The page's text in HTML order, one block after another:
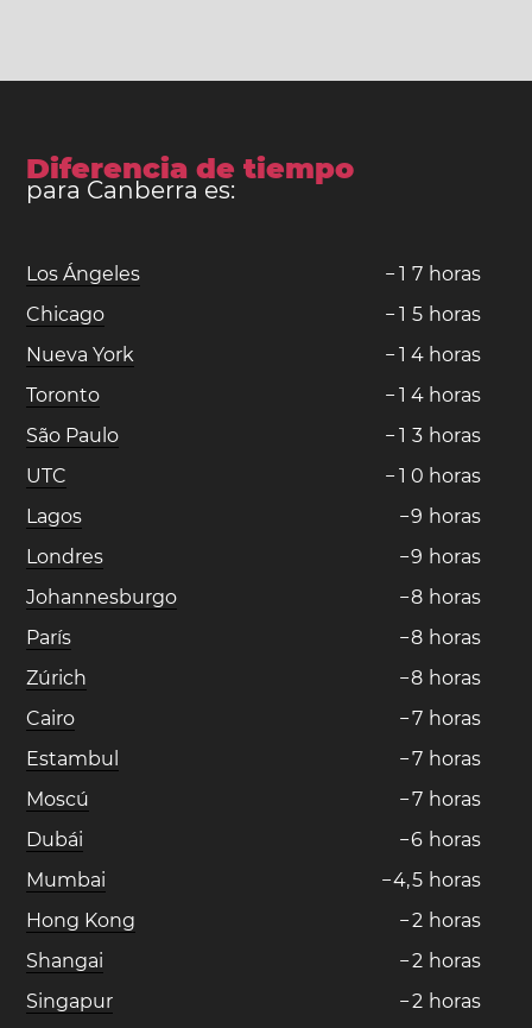
Diferencia de tiempo
para Canberra es:
Los Ángeles − 1 7 horas
Chicago
− 1 5 horas
Nueva York
− 1 4 horas
Toronto
− 1 4 horas
São Paulo
− 1 3 horas
UTC
− 1 0 horas
Lagos
−9 horas
Londres
−9 horas
Johannesburgo
−8 horas
París
−8 horas
Zúrich
−8 horas
Cairo
−7 horas
Estambul
−7 horas
Moscú
−7 horas
Dubái
−6 horas
Mumbai
−4,5 horas
Hong Kong
−2 horas
Shangai
−2 horas
Singapur
−2 horas